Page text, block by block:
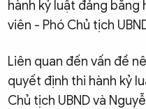
hành kỷ luật đảng
viên - Phó Chủ tịch
Liên quan đến vấn đề
quyết định thi hành kỷ
Chủ tịch UBND và